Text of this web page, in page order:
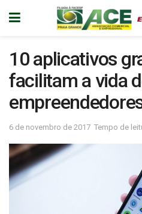
10 aplicativos
facilitam a vida
6 de novembro de 2017 Tempo de